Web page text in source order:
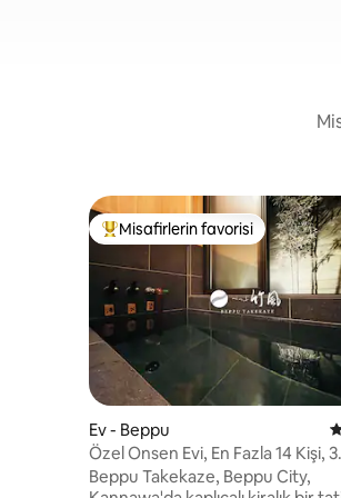
Misafirlerin favorilerinden en
Misafirlerin favorisi
Ev - Beppu
Özel Onsen Evi, En Fazla 14 Kişi, 3
Otopark
Beppu Takekaze, Beppu City,